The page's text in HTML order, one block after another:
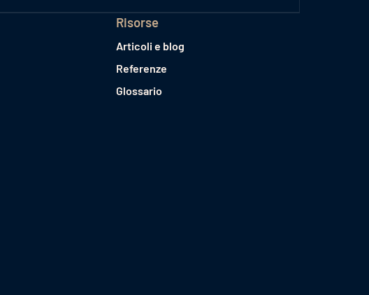
Risorse
Articoli e blog
Referenze
Glossario